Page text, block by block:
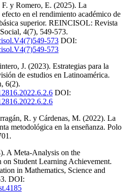
y Romero, E. (2025). La
en el rendimiento académico de
superior. REINCISOL: Revista
4(7), 549-573.
573 DOI:
573
J. (2023). Estrategias para la
de estudios en Latinoamérica.
6(2).
DOI:
R. y Cárdenas, M. (2022). La
metodológica en la enseñanza. Polo
A Meta-Analysis on the
Student Learning Achievement.
in Mathematics, Science and
DOI: